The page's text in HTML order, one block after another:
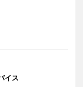
イス